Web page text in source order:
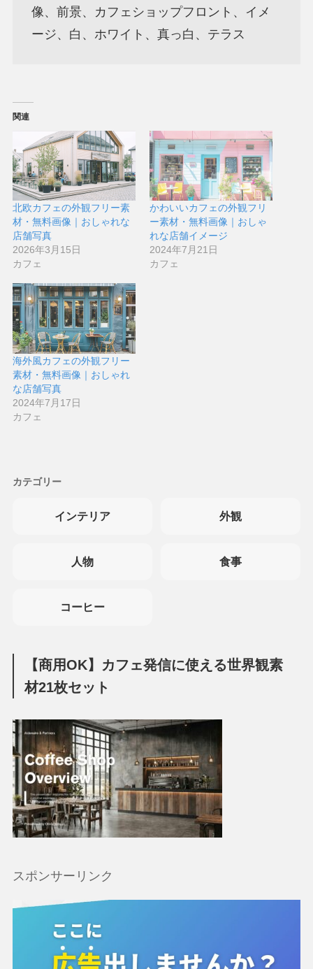
像、前景、カフェショップフロント、イメ
ージ、白、ホワイト、真っ白、テラス
関連
北欧カフェの外観フリー素
材・無料画像｜おしゃれな
店舗写真
2026年3月15日
カフェ
かわいいカフェの外観フリ
ー素材・無料画像｜おしゃ
れな店舗イメージ
2024年7月21日
カフェ
海外風カフェの外観フリー
素材・無料画像｜おしゃれ
な店舗写真
2024年7月17日
カフェ
カテゴリー
インテリア 外観
人物 食事
コーヒー
【商用OK】カフェ発信に使える世界観素
材21枚セット
スポンサーリンク